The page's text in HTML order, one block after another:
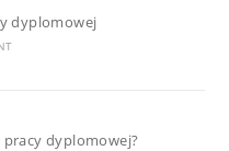
dyplomowej
pracy dyplomowej?